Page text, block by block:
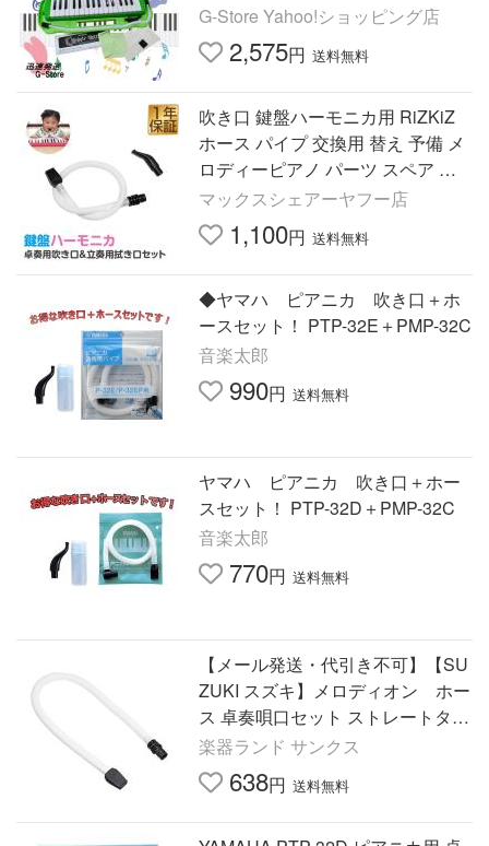
G-Store Yahoo!ショッピング店
2,575円 送料無料
吹き口 鍵盤ハーモニカ用 RiZKiZ
ホース パイプ 交換用 替え 予備 メ
ロディーピアノ パーツ スペア 演
奏用パイプ 卓奏用 立奏用 学校 1年
保証 送料無料 メール便
マックスシェアーヤフー店
1,100円 送料無料
◆ヤマハ ピアニカ 吹き口＋ホ
ースセット！ PTP-32E＋PMP-32C
音楽太郎
990円 送料無料
ヤマハ ピアニカ 吹き口＋ホー
スセット！ PTP-32D＋PMP-32C
音楽太郎
770円 送料無料
【メール発送・代引き不可】【SU
ZUKI スズキ】メロディオン ホー
ス 卓奏唄口セット ストレートタイ
プ MP-113
楽器ランド サンクス
638円 送料無料